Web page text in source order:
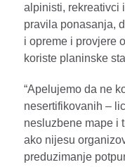
alpinisti, rekreativci
pravila ponasanja,
i opreme i provjere
koriste planinske
“Apelujemo da ne
nesertifikovanih –
nesluzbene mape i
ako nijesu
preduzimanje